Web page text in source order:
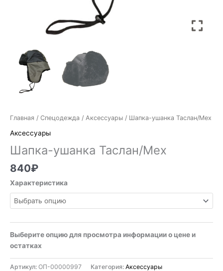
Главная / Спецодежда / Аксессуары / Шапка-ушанка Таслан/Мех
Аксессуары
Шапка-ушанка Таслан/Мех
840₽
Характеристика
Выберите опцию для просмотра информации о цене и
остатках
Артикул: ОП-00000997 Категория: Аксессуары